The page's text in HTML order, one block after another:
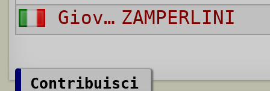
Giovanni ZAMPERLINI
Contribuisci